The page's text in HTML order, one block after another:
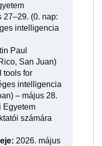
27–29. (0. nap:
intelligencia
Paul
San Juan)
tools for
intelligencia
– május 28.
Egyetem
számára
2026. május